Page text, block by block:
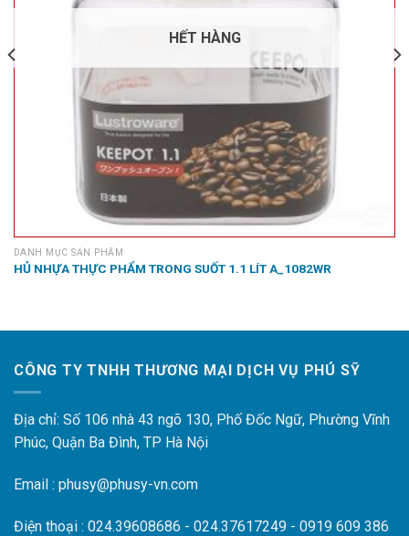
HẾT HÀNG
DANH MỤC SẢN PHẨM
HỦ NHỰA THỰC PHẨM TRONG SUỐT 1.1 LÍT A_1082WR
CÔNG TY TNHH THƯƠNG MẠI DỊCH VỤ PHÚ SỸ
Địa chỉ: Số 106 nhà 43 ngõ 130, Phố Đốc Ngữ, Phường Vĩnh
Phúc, Quận Ba Đình, TP Hà Nội
Email : phusy@phusy-vn.com
Điện thoại : 024.39608686 - 024.37617249 - 0919 609 386